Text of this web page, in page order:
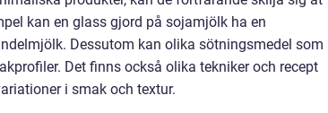
kan en glass gjord på sojamjölk ha en
Dessutom kan olika sötningsmedel som
Det finns också olika tekniker och recept
i smak och textur.